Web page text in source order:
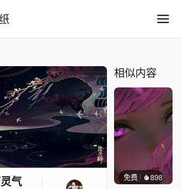
气
相似内容
免费 898辰东